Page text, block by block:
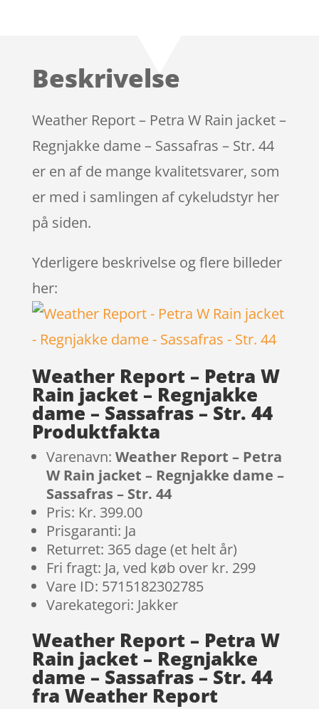
Beskrivelse
Weather Report – Petra W Rain jacket –
Regnjakke dame – Sassafras – Str. 44
er en af de mange kvalitetsvarer, som
er med i samlingen af cykeludstyr her
på siden.
Yderligere beskrivelse og flere billeder
her:
Weather Report – Petra W
Rain jacket – Regnjakke
dame – Sassafras – Str. 44
Produktfakta
Varenavn: Weather Report – Petra
W Rain jacket – Regnjakke dame –
Sassafras – Str. 44
Pris: Kr. 399.00
Prisgaranti: Ja
Returret: 365 dage (et helt år)
Fri fragt: Ja, ved køb over kr. 299
Vare ID: 5715182302785
Varekategori: Jakker
Weather Report – Petra W
Rain jacket – Regnjakke
dame – Sassafras – Str. 44
fra Weather Report